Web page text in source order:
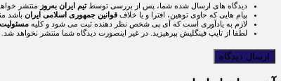
دیدگاه های ارسال شده شما، پس از بررسی توسطتیم ایران به‌روز منتشر
پیام هایی که حاوی توهین، افترا و یا خلاف قوانین جمهوری اسلامی ایران باشد
لازم به یادآوری است که آی پی شخص نظر دهنده ثبت می شود و کلیه
لطفا از تایپ فینگلیش بپرهیزید. در غیر اینصورت دیدگاه شما منتشر نخواهد شد.